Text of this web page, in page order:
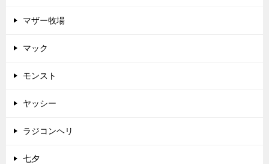
マザー牧場
マック
モンスト
ヤッシー
ラジコンヘリ
七夕